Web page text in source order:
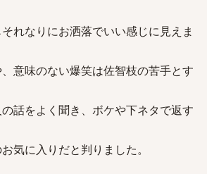
れなりにお洒落でいい感じに見えま
意味のない爆笑は佐智枝の苦手とす
話をよく聞き、ボケや下ネタで返す
気に入りだと判りました。